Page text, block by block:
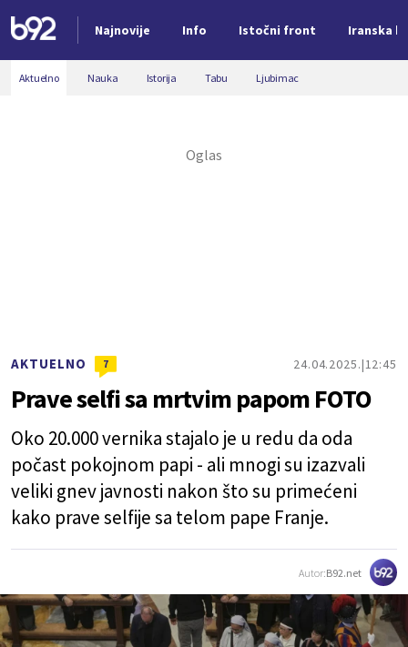
Najnovije Info Istočni front Iranska
Nova vest
Aktuelno Nauka Istorija Tabu Ljubimac
AKTUELNO 7 24.04.2025. 12:45
Prave selfi sa mrtvim papom FOTO
Oko 20.000 vernika stajalo je u redu da oda
počast pokojnom papi - ali mnogi su izazvali
veliki gnev javnosti nakon što su primećeni
kako prave selfije sa telom pape Franje.
Autor:B92.net